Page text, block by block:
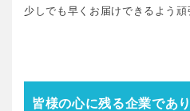
少しでも早くお届けできるよう頑
皆様の心に残る企業であ